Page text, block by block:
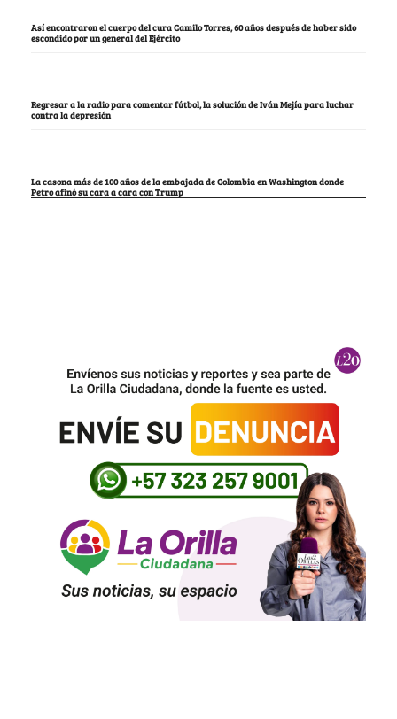
Así encontraron el cuerpo del cura Camilo Torres, 60 años después de haber sido
escondido por un general del Ejército
Regresar a la radio para comentar fútbol, la solución de Iván Mejía para luchar
contra la depresión
La casona más de 100 años de la embajada de Colombia en Washington donde
Petro afinó su cara a cara con Trump